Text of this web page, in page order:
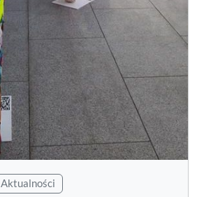
Aktualności